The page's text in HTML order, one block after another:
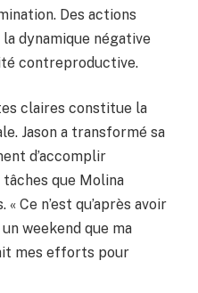
Des actions
dynamique négative
contreproductive.
claires constitue la
Jason a transformé sa
d’accomplir
que Molina
Ce n’est qu’après avoir
weekend que ma
mes efforts pour